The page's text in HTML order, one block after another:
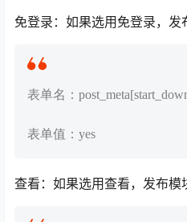
免登录：如果选用免登录，
表单名：
表单值：yes
查看：如果选用查看，发布模